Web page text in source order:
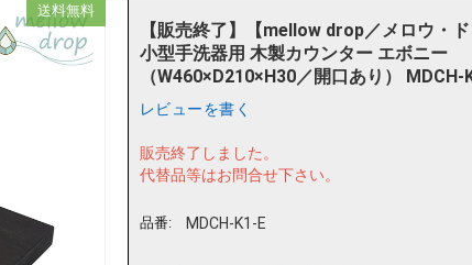
送料無料
【販売終了】【mellow drop／メロウ・ド
小型手洗器用 木製カウンター エボニー
（W460×D210×H30／開口あり） MDCH-
レビューを書く
販売終了しました。
代替品等はお問合せ下さい。
品番: MDCH-K1-E